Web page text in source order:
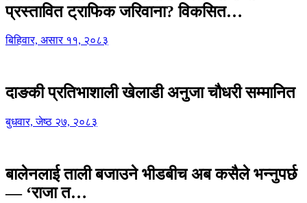
प्रस्तावित ट्राफिक जरिवाना? विकसित…
बिहिवार, असार ११, २०८३
दाङकी प्रतिभाशाली खेलाडी अनुजा चौधरी सम्मानित
बुधवार, जेष्ठ २७, २०८३
बालेनलाई ताली बजाउने भीडबीच अब कसैले भन्नुपर्छ
— ‘राजा त…